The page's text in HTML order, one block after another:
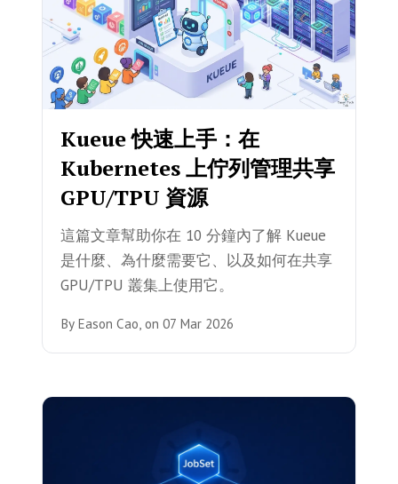
Kueue 快速上手：在
Kubernetes 上佇列管理共享
GPU/TPU 資源
這篇文章幫助你在 10 分鐘內了解 Kueue
是什麼、為什麼需要它、以及如何在共享
GPU/TPU 叢集上使用它。
By Eason Cao,on 07 Mar 2026